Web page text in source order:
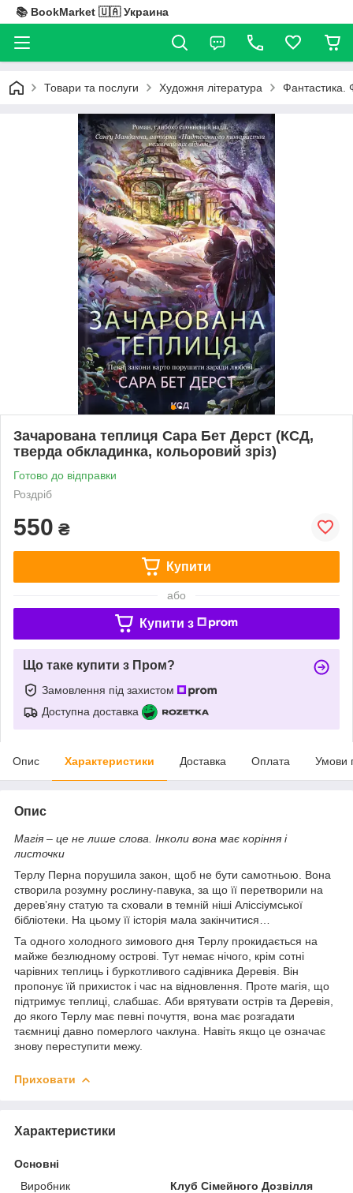
📚 BookMarket 🇺🇦 Украина
Товари та послуги Художня література Фантастика.
Зачарована теплиця Сара Бет Дерст (КСД,
тверда обкладинка, кольоровий зріз)
Готово до відправки
Роздріб
550 ₴
Купити
або
Купити з
Що таке купити з Пром?
Замовлення під захистом
Доступна доставка
Опис Характеристики Доставка Оплата Умови
Опис
Магія – це не лише слова. Інколи вона має коріння і
листочки
Терлу Перна порушила закон, щоб не бути самотньою. Вона
створила розумну рослину-павука, за що її перетворили на
дерев’яну статую та сховали в темній ніші Аліссіумської
бібліотеки. На цьому її історія мала закінчитися…
Та одного холодного зимового дня Терлу прокидається на
майже безлюдному острові. Тут немає нічого, крім сотні
чарівних теплиць і буркотливого садівника Деревія. Він
пропонує їй прихисток і час на відновлення. Проте магія, що
підтримує теплиці, слабшає. Аби врятувати острів та Деревія,
до якого Терлу має певні почуття, вона має розгадати
таємниці давно померлого чаклуна. Навіть якщо це означає
знову переступити межу.
Приховати
Характеристики
Основні
Виробник
Клуб Сімейного Дозвілля